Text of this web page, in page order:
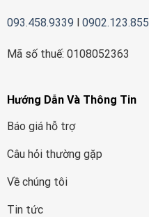
093.458.9339 l 0902.123.855
Mã số thuế: 0108052363
Hướng Dẫn Và Thông Tin
Báo giá hỗ trợ
Câu hỏi thường gặp
Về chúng tôi
Tin tức